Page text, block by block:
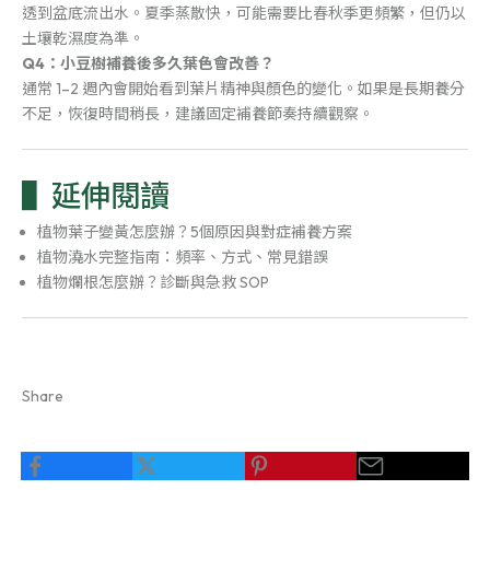
透到盆底流出水。夏季蒸散快，可能需要比春秋季更頻繁，但仍以
土壤乾濕度為準。
Q4：小豆樹補養後多久葉色會改善？
通常 1–2 週內會開始看到葉片精神與顏色的變化。如果是長期養分
不足，恢復時間稍長，建議固定補養節奏持續觀察。
延伸閱讀
植物葉子變黃怎麼辦？5個原因與對症補養方案
植物澆水完整指南：頻率、方式、常見錯誤
植物爛根怎麼辦？診斷與急救 SOP
Share